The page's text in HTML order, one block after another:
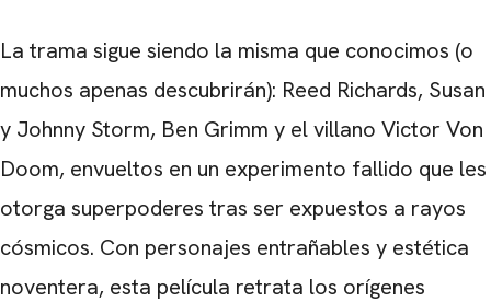
La trama sigue siendo la misma que conocimos (o
muchos apenas descubrirán): Reed Richards, Susan
y Johnny Storm, Ben Grimm y el villano Victor Von
Doom, envueltos en un experimento fallido que les
otorga superpoderes tras ser expuestos a rayos
cósmicos. Con personajes entrañables y estética
noventera, esta película retrata los orígenes
CARREGANDO PUBLICIDADE